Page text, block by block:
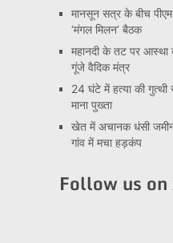
मानसून सत्र के बीच पीएम
‘मंगल मिलन’ बैठक
महानदी के तट पर आस्था
गूंजे वैदिक मंत्र
24 घंटे में हत्या की गुत्थी
माना पुख्ता
खेत में अचानक धंसी
गांव में मचा हड़कंप
Follow us on